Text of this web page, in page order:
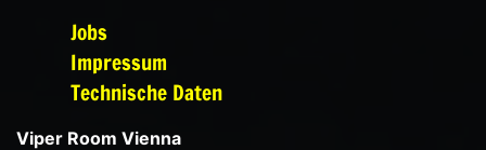
Jobs
Impressum
Technische Daten
Viper Room Vienna